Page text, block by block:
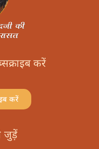
करें
करें
जुड़ें